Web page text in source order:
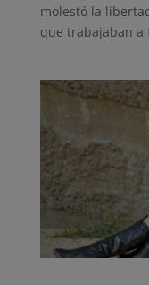
molestó la
que trabajaban a